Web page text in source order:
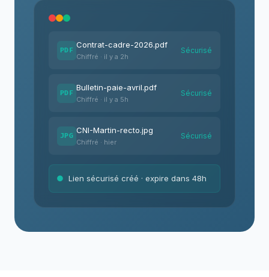
PDF
Contrat-cadre-2026.pdf
Chiffré · il y a 2h
Sécurisé
PDF
Bulletin-paie-avril.pdf
Chiffré · il y a 5h
Sécurisé
JPG
CNI-Martin-recto.jpg
Chiffré · hier
Sécurisé
● Lien sécurisé créé · expire dans 48h